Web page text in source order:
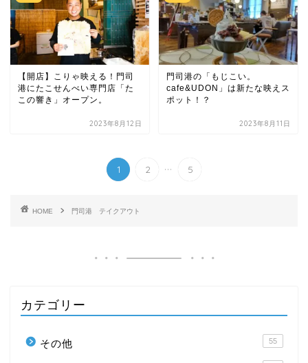
【開店】こりゃ映える！門司
港にたこせんべい専門店「た
この響き」オープン。
2023年8月12日
門司港の「もじこい。
cafe&UDON」は新たな映えス
ポット！？
2023年8月11日
1 2 ... 5
HOME 門司港 テイクアウト
カテゴリー
その他 55